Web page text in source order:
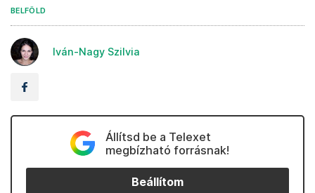
BELFÖLD
Iván-Nagy Szilvia
Állítsd be a Telexet
megbízható forrásnak!
Beállítom